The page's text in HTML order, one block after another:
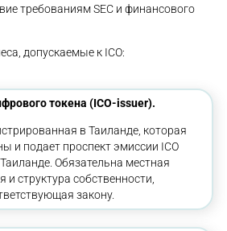
требованиям SEC и финансового
допускаемые к ICO:
токена (ICO-issuer).
в Таиланде, которая
и подает проспект эмиссии ICO
Обязательна местная
и структура собственности,
закону.